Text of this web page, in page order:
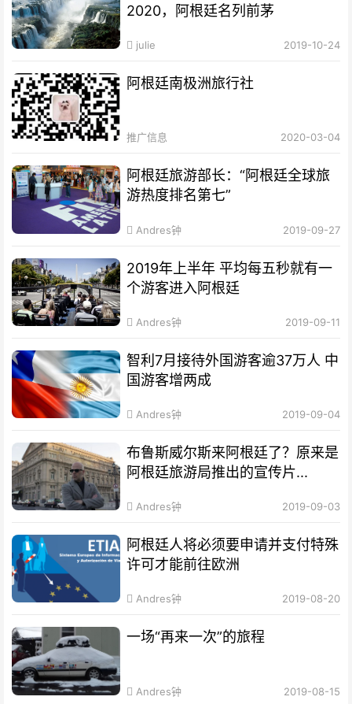
2020，阿根廷名列前茅
julie 2019-10-24
阿根廷南极洲旅行社
推广信息 2020-03-04
阿根廷旅游部长：“阿根廷全球旅
游热度排名第七”
Andres钟 2019-09-27
2019年上半年 平均每五秒就有一
个游客进入阿根廷
Andres钟 2019-09-11
智利7月接待外国游客逾37万人 中
国游客增两成
Andres钟 2019-09-04
布鲁斯威尔斯来阿根廷了？原来是
阿根廷旅游局推出的宣传片...
Andres钟 2019-09-03
阿根廷人将必须要申请并支付特殊
许可才能前往欧洲
Andres钟 2019-08-20
一场“再来一次”的旅程
Andres钟 2019-08-15